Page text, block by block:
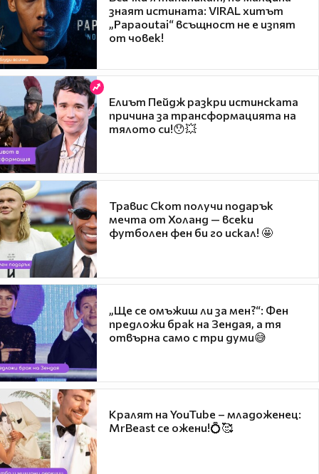
знаят истината: VIRAL хитът
„Papaoutai“ всъщност не е изпят
от човек!
Елиът Пейдж разкри истинската
причина за трансформацията на
тялото си!😯💥
Травис Скот получи подарък
мечта от Холанд — всеки
футболен фен би го искал! 🤩
„Ще се омъжиш ли за мен?“: Фен
предложи брак на Зендая, а тя
отвърна само с три думи😅
Кралят на YouTube – младоженец:
MrBeast се ожени!💍🥰